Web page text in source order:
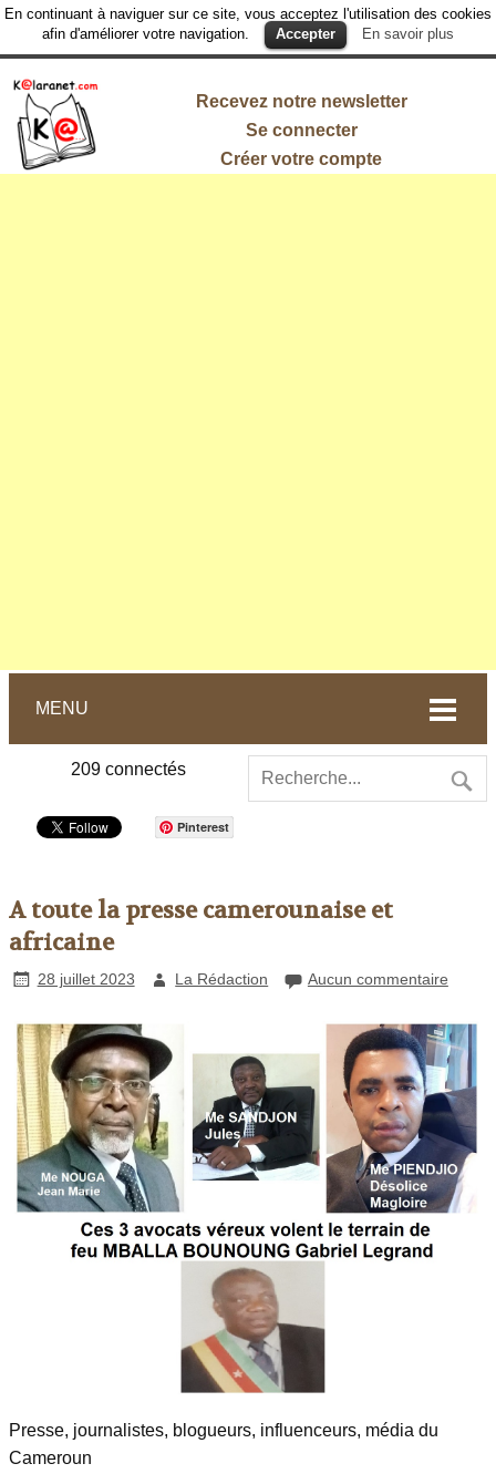
En continuant à naviguer sur ce site, vous acceptez l'utilisation des cookies
afin d'améliorer votre navigation.
Accepter En savoir plus
Recevez notre newsletter
Se connecter
Créer votre compte
MENU
209 connectés
Pinterest
A toute la presse camerounaise et
africaine
28 juillet 2023 La Rédaction Aucun commentaire
Presse, journalistes, blogueurs, influenceurs, média du
Cameroun